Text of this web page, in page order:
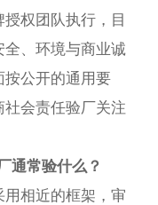
权团队执行，目
全、环境与商业诚
按公开的通用要
会责任验厂关注
通常验什么？
相近的框架，审